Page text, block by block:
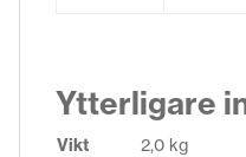
Ytterligare
Vikt
2,0 kg